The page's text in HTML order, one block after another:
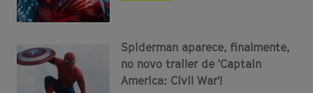
Spiderman aparece, finalmente,
no novo trailer de 'Captain
America: Civil War'!